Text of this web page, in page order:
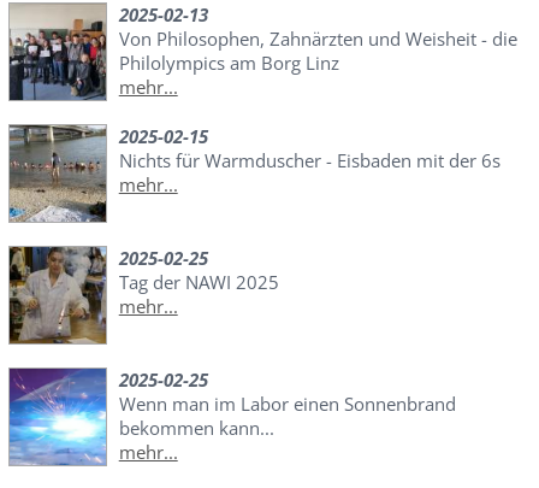
2025-02-13
Von Philosophen, Zahnärzten und Weisheit - die
Philolympics am Borg Linz
mehr...
2025-02-15
Nichts für Warmduscher - Eisbaden mit der 6s
mehr...
2025-02-25
Tag der NAWI 2025
mehr...
2025-02-25
Wenn man im Labor einen Sonnenbrand
bekommen kann...
mehr...